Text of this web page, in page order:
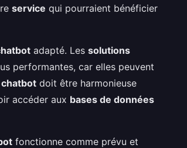
service qui pourraient bénéficier
adapté. Les solutions
performantes, car elles peuvent
chatbot doit être harmonieuse
accéder aux bases de données
fonctionne comme prévu et